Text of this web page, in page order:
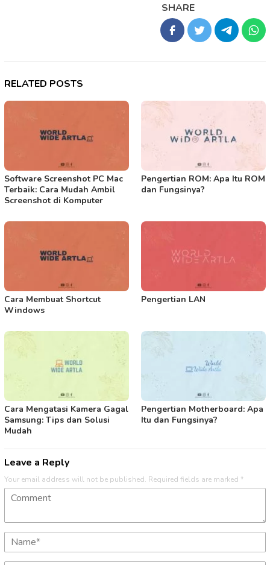
SHARE
RELATED POSTS
Software Screenshot PC Mac
Terbaik: Cara Mudah Ambil
Screenshot di Komputer
Pengertian ROM: Apa Itu ROM
dan Fungsinya?
Cara Membuat Shortcut
Windows
Pengertian LAN
Cara Mengatasi Kamera Gagal
Samsung: Tips dan Solusi
Mudah
Pengertian Motherboard: Apa
Itu dan Fungsinya?
Leave a Reply
Your email address will not be published. Required fields are marked *